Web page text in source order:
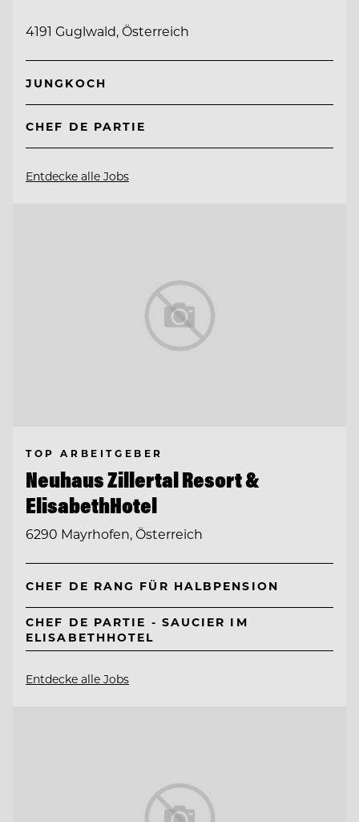
4191 Guglwald, Österreich
JUNGKOCH
CHEF DE PARTIE
Entdecke alle Jobs
TOP ARBEITGEBER
Neuhaus Zillertal Resort &
ElisabethHotel
6290 Mayrhofen, Österreich
CHEF DE RANG FÜR HALBPENSION
CHEF DE PARTIE - SAUCIER IM
ELISABETHHOTEL
Entdecke alle Jobs